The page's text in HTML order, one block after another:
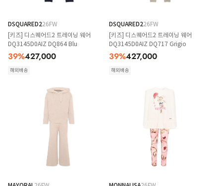
DSQUARED226FW
[키즈] 디스퀘어드2 트레이닝 웨어
DQ3145D0AIZ DQ864 Blu
39%427,000
해외배송
DSQUARED226FW
[키즈] 디스퀘어드2 트레이닝 웨어
DQ3145D0AIZ DQ717 Grigio
39%427,000
해외배송